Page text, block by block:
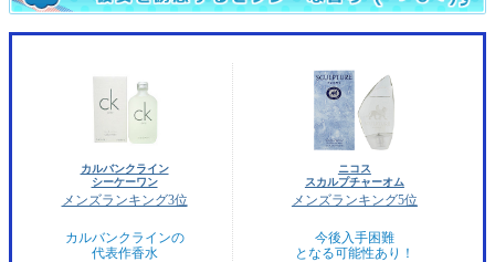
カルバンクライン
シーケーワン
メンズランキング3位
カルバンクラインの
代表作香水
ニコス
スカルプチャーオム
メンズランキング5位
今後入手困難
となる可能性あり！